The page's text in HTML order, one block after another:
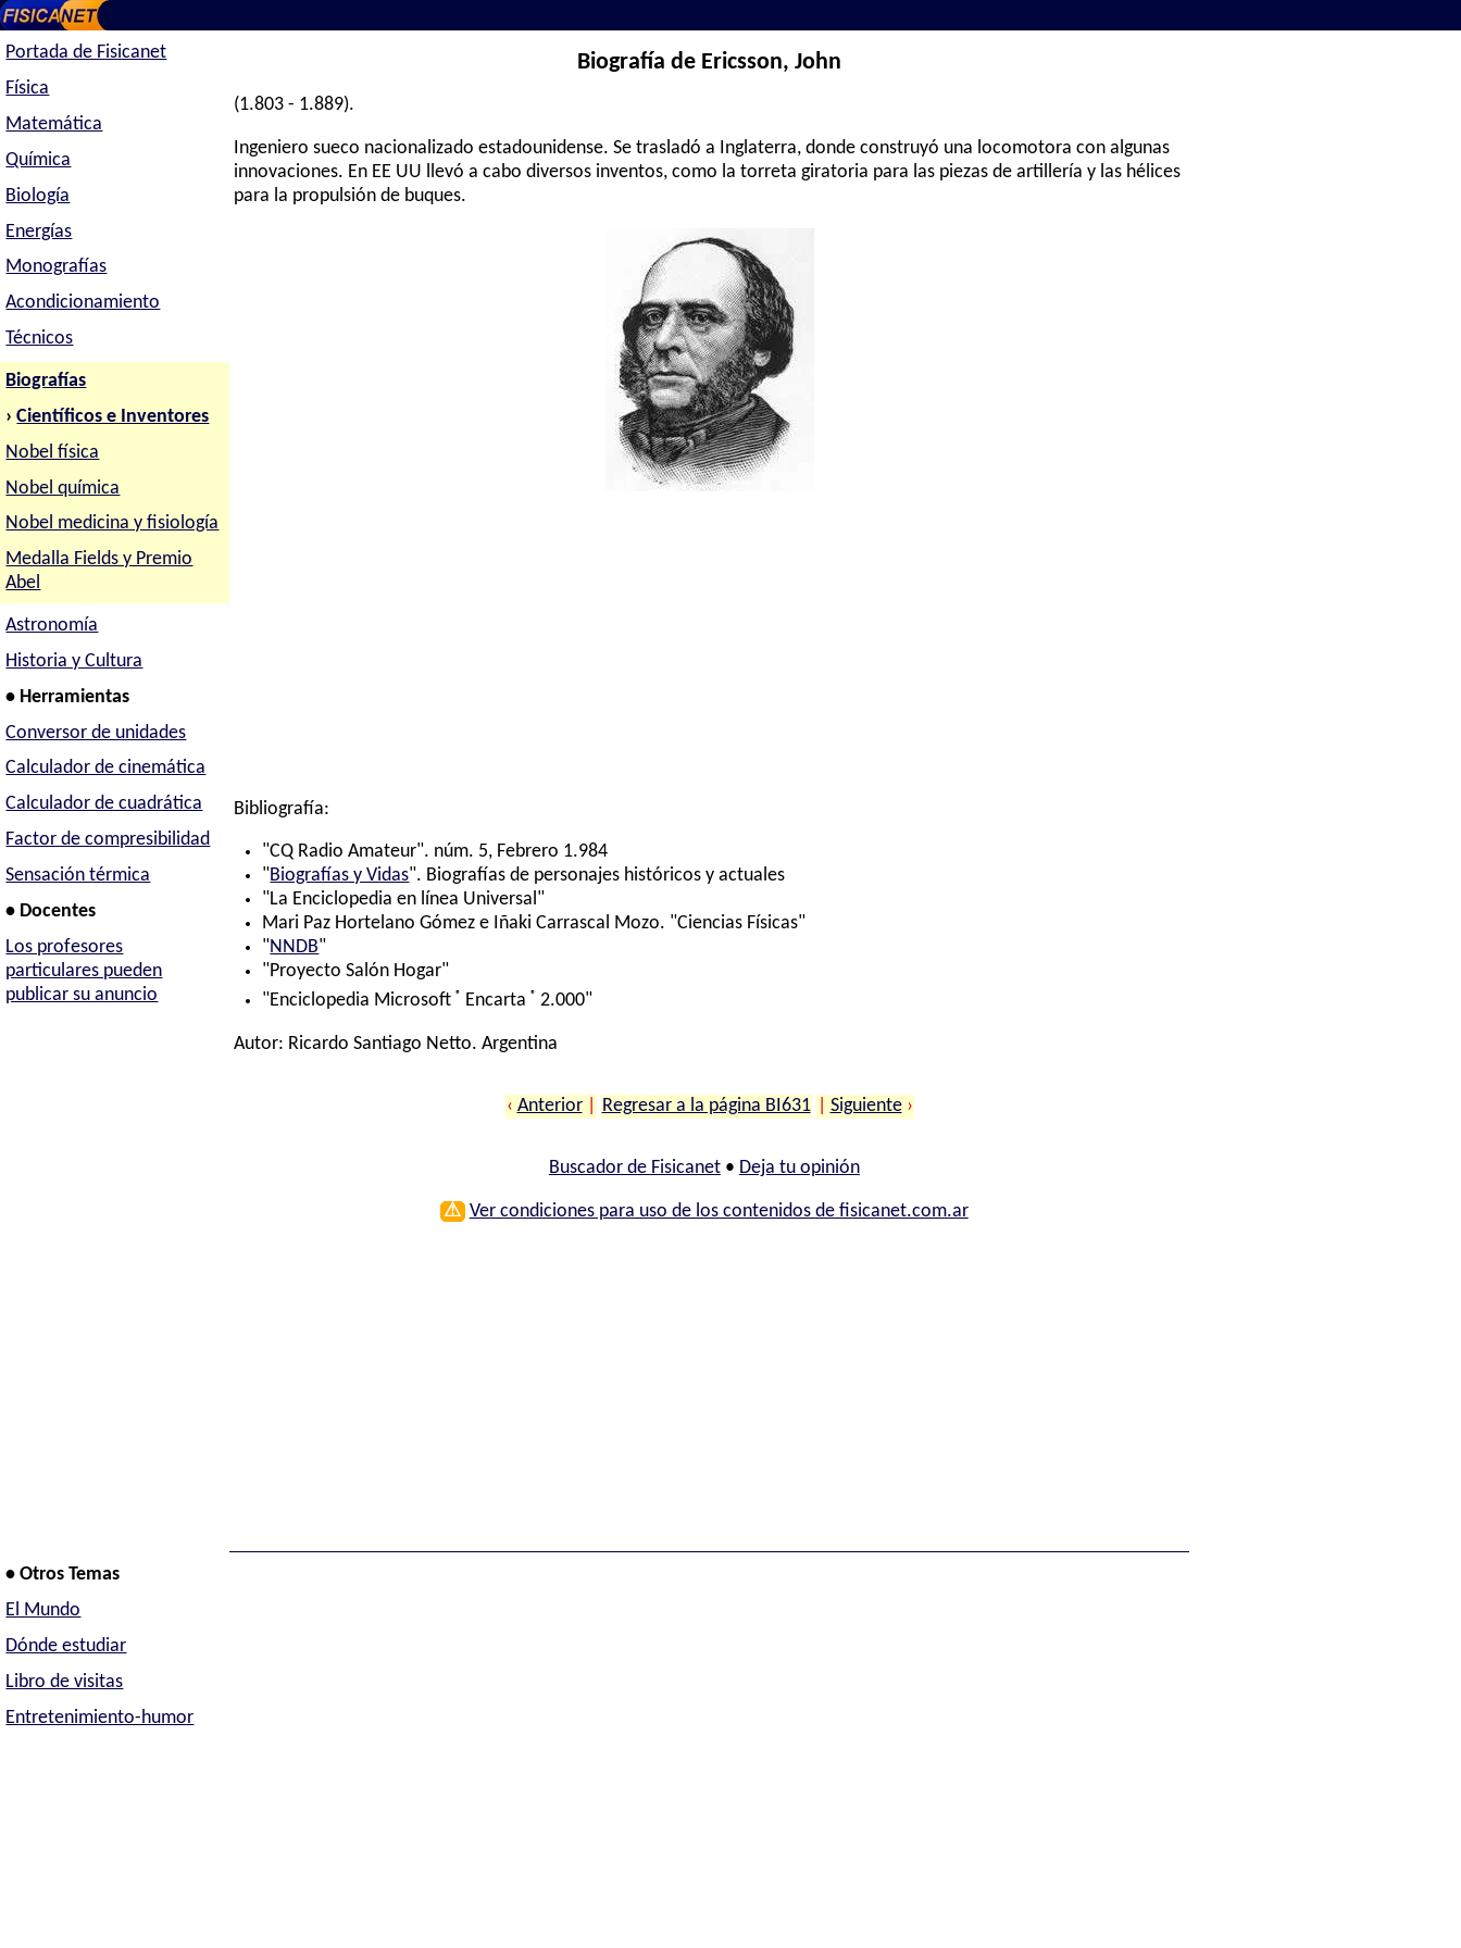
Portada de Fisicanet
Física
Matemática
Química
Biología
Energías
Monografías
Acondicionamiento
Técnicos
Biografías
›Científicos e Inventores
Nobel física
Nobel química
Nobel medicina y fisiología
Medalla Fields y Premio
Abel
Astronomía
Historia y Cultura
• Herramientas
Conversor de unidades
Calculador de cinemática
Calculador de cuadrática
Factor de compresibilidad
Sensación térmica
• Docentes
Los profesores
particulares pueden
publicar su anuncio
Biografía de Ericsson, John
(1.803 - 1.889).
Ingeniero sueco nacionalizado estadounidense. Se trasladó a Inglaterra, donde construyó una locomotora con algunas
innovaciones. En EE UU llevó a cabo diversos inventos, como la torreta giratoria para las piezas de artillería y las hélices
para la propulsión de buques.
Bibliografía:
"CQ Radio Amateur". núm. 5, Febrero 1.984
"Biografías y Vidas". Biografías de personajes históricos y actuales
"La Enciclopedia en línea Universal"
Mari Paz Hortelano Gómez e Iñaki Carrascal Mozo. "Ciencias Físicas"
"NNDB"
"Proyecto Salón Hogar"
"Enciclopedia Microsoft ® Encarta ® 2.000"
Autor: Ricardo Santiago Netto. Argentina
‹ Anterior Regresar a la página BI631 Siguiente ›
Buscador de Fisicanet• Deja tu opinión
⚠ Ver condiciones para uso de los contenidos de fisicanet.com.ar
• Otros Temas
El Mundo
Dónde estudiar
Libro de visitas
Entretenimiento-humor